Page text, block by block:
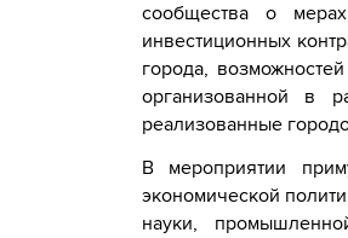
сообщества о
инвестиционных
города,
организованной в
реализованные
В мероприятии
экономической
науки,